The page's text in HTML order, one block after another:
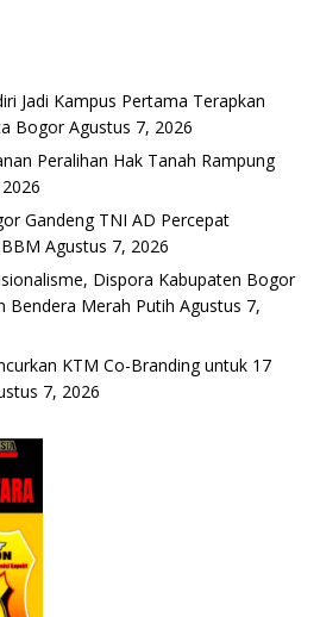
Jadi Kampus Pertama Terapkan
Bogor Agustus 7, 2026
Peralihan Hak Tanah Rampung
Gandeng TNI AD Percepat
Agustus 7, 2026
Dispora Kabupaten Bogor
Bendera Merah Putih Agustus 7,
KTM Co-Branding untuk 17
7, 2026